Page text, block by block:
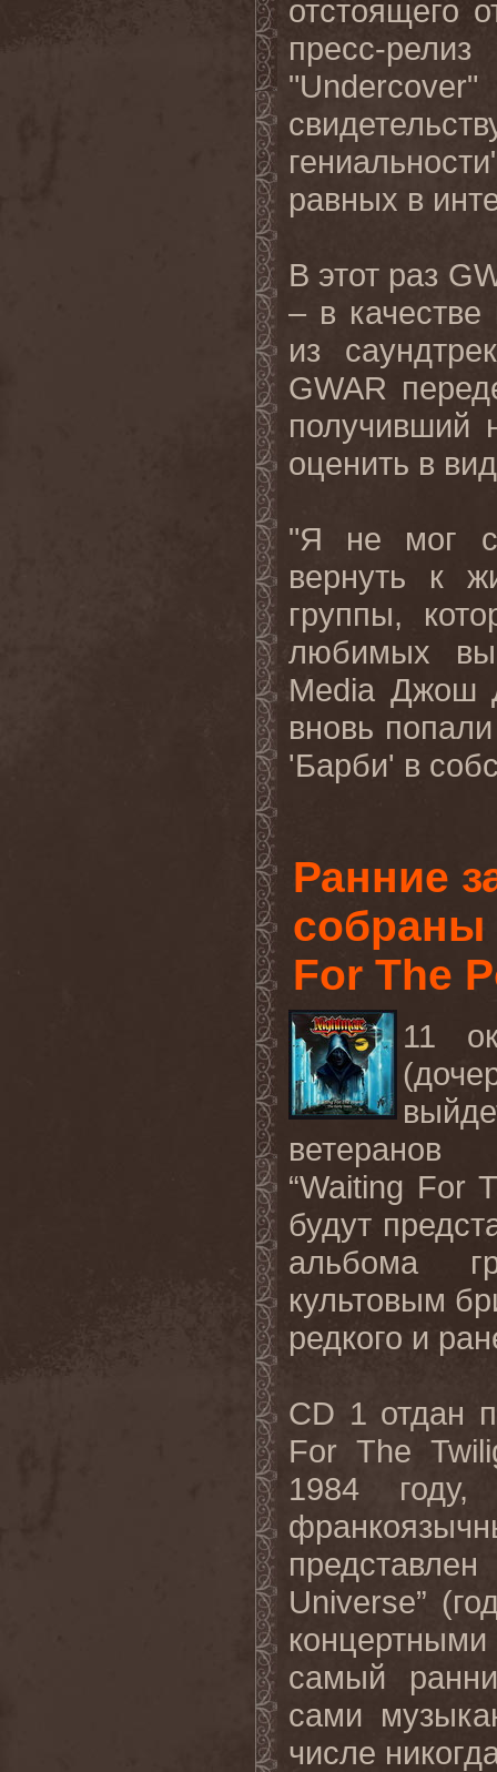
отстоящего
пресс-
"Undercover"
равных в
В этот раз
– в
из
GWAR
получивший
оценить в
"Я не мог
вернуть к
группы,
любимых
Media Джош
вновь
'Барби' в
Ранние
собраны
For The
11
ветеранов
“Waiting For
будут
альбома
культовым
редкого и
CD 1 отдан
For The
1984
Universe”
самый
сами
числе